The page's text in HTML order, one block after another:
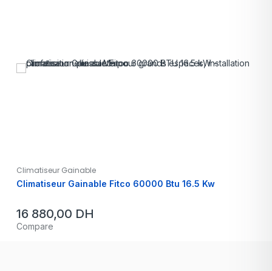
Climatiseur Gainable
Climatiseur Gainable Fitco 60000 Btu 16.5 Kw
16 880,00 DH
Compare